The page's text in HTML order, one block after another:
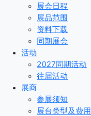
展会日程
展品范围
资料下载
同期展会
活动
2027同期活动
往届活动
展商
参展须知
展台类型及费用